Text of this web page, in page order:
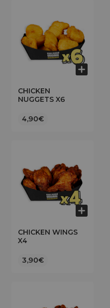
CHICKEN
NUGGETS X6
4,90€
CHICKEN WINGS
X4
3,90€